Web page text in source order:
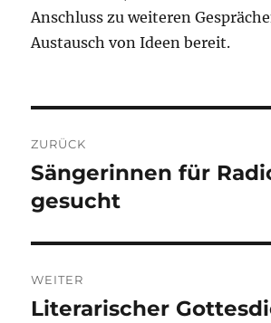
Anschluss zu weiteren
Austausch von Ideen bereit.
ZURÜCK
Vorheriger
Beitrag:
Sängerinnen für
gesucht
WEITER
Nächster
Literarischer